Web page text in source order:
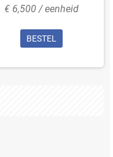
€ 6,500 / eenheid
BESTEL